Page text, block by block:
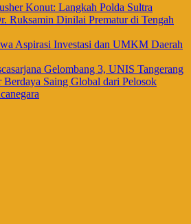
Konut: Langkah Polda Sultra
Ruksamin Dinilai Prematur di Tengah
Aspirasi Investasi dan UMKM Daerah
Gelombang 3, UNIS Tangerang
Berdaya Saing Global dari Pelosok